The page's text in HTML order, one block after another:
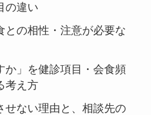
の違い
との相性・注意が必要な
か」を健診項目・会食頻
考え方
せない理由と、相談先の